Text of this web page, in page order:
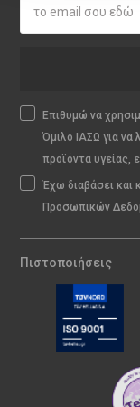
Επιθυμώ να
Όμιλο ΙΑΣΩ για
προϊόντα υγείας,
Έχω διαβάσει και
Προσωπικών
Πιστοποιήσεις